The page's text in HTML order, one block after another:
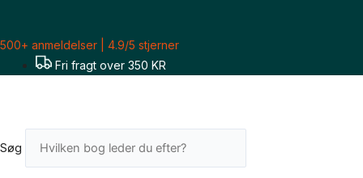
indholdet
500+ anmeldelser | 4.9/5 stjerner
Fri fragt over 350 KR
Søg
Kærlighed
fra